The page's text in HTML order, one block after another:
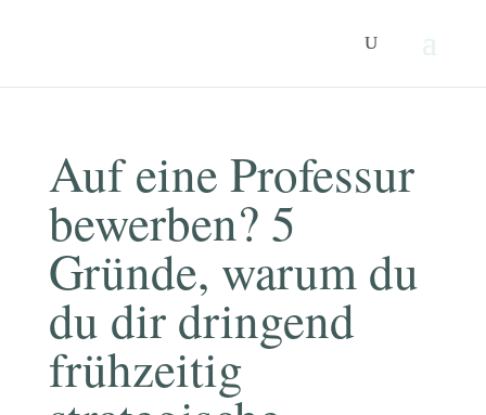
Auf eine Professur
bewerben? 5
Gründe, warum du
du dir dringend
frühzeitig